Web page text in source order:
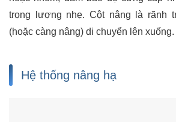
trọng lượng nhẹ. Cột nâng là rãnh
(hoặc càng nâng) di chuyển lên xuống.
Hệ thống nâng hạ